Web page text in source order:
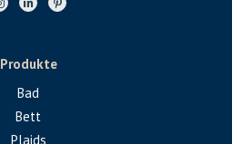
Produkte
Bad
Bett
Plaids